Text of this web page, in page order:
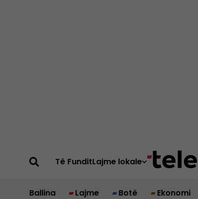
Të FunditLajme lokale
Ballina Lajme Botë Ekonomi